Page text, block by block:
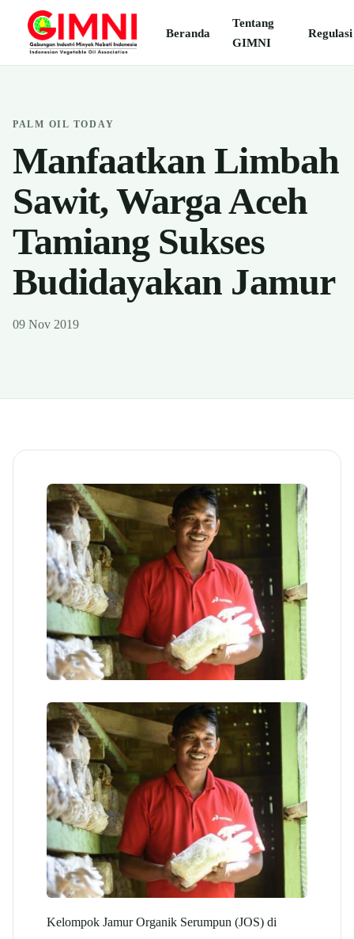
Beranda
Tentang
GIMNI
Regulasi
PALM OIL TODAY
Manfaatkan Limbah
Sawit, Warga Aceh
Tamiang Sukses
Budidayakan Jamur
09 Nov 2019
Kelompok Jamur Organik Serumpun (JOS) di